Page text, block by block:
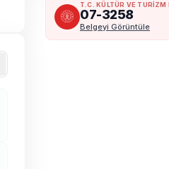
T.C. KÜLTÜR VE
07-3258
Belgeyi Görüntüle